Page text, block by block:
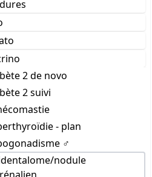
2 de novo
2 suivi
- plan
♂
nodule